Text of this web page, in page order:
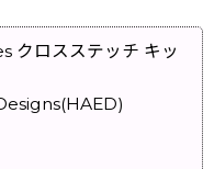
クロスステッチ キッ